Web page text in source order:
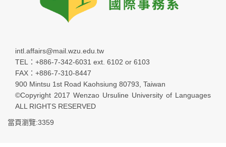
intl.affairs@mail.wzu.edu.tw
TEL：+886-7-342-6031 ext. 6102 or 6103
FAX：+886-7-310-8447
900 Mintsu 1st Road Kaohsiung 80793, Taiwan
©Copyright 2017 Wenzao Ursuline University of Languages
ALL RIGHTS RESERVED
當頁瀏覽:3359